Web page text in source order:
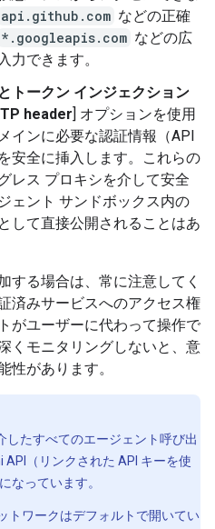
api.github.com などの正確
*.googleapis.com などの広
力できます。
トークン インジェクション
header] オプションを使用
インに必要な認証情報（API
安全に挿入します。これらの
レス プロキシを介して安全
ェント サンドボックス内の
して直接公開されることはあ
する場合は、常に注意してく
済みサービスへのアクセス権
がユーザーに代わって操作で
くモニタリングしないと、意
性があります。
したすべてのエージェント呼び出
API（リンクされた API キーを使
なっています。
トワークはデフォルトで開いてい